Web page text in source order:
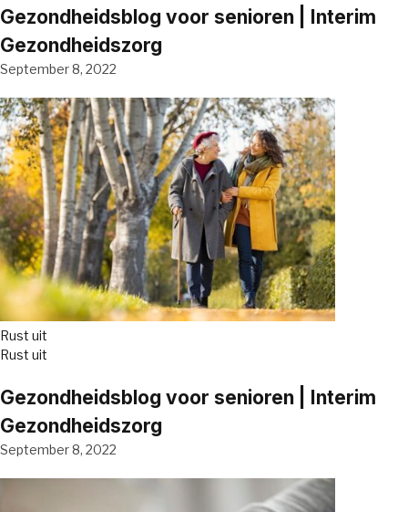
Gezondheidsblog voor senioren | Interim
Gezondheidszorg
September 8, 2022
Rust uit
Rust uit
Gezondheidsblog voor senioren | Interim
Gezondheidszorg
September 8, 2022